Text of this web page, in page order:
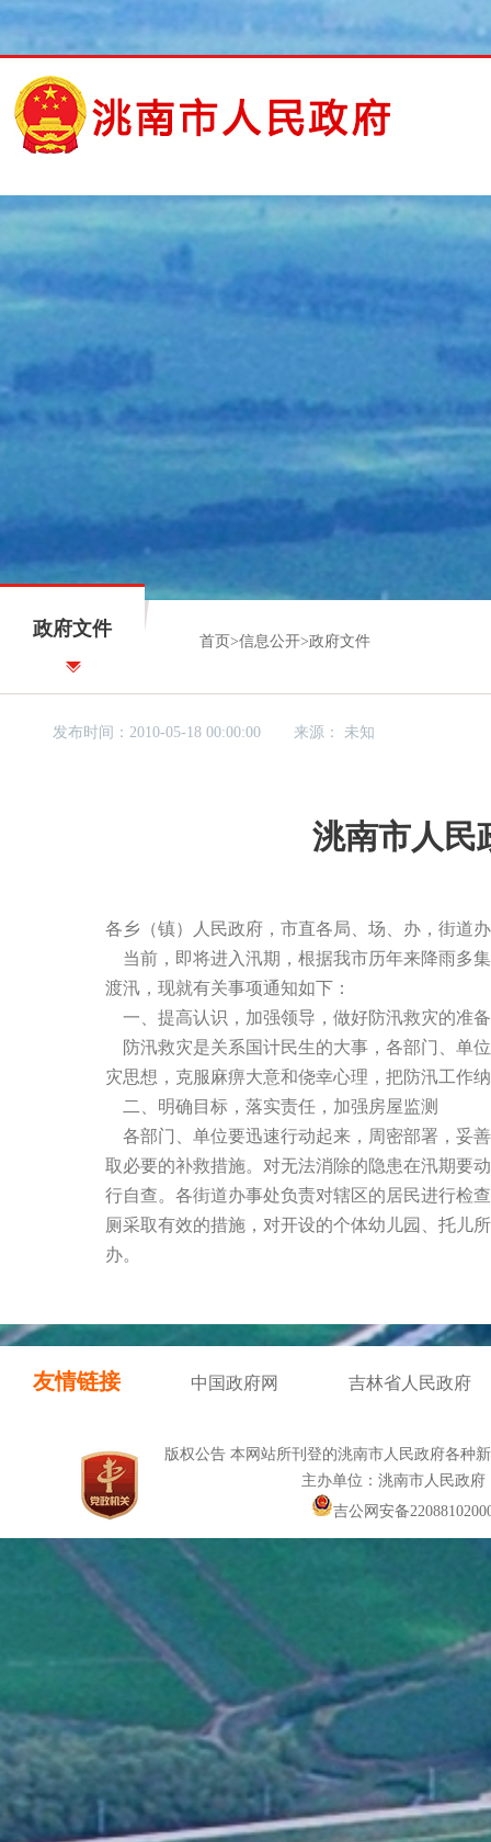
政府文件
首页 >信息公开>政府文件
发布时间：2010-05-18 00:00:00 来源： 未知
洮南市人民
各乡（镇）人民政府，市直各局、场、办，街道
当前，即将进入汛期，根据我市历年来降雨多
渡汛，现就有关事项通知如下：
一、提高认识，加强领导，做好防汛救灾的准
防汛救灾是关系国计民生的大事，各部门、单
灾思想，克服麻痹大意和侥幸心理，把防汛工作
二、明确目标，落实责任，加强房屋监测
各部门、单位要迅速行动起来，周密部署，妥
取必要的补救措施。对无法消除的隐患在汛期要
行自查。各街道办事处负责对辖区的居民进行检
厕采取有效的措施，对开设的个体幼儿园、托儿
办。
友情链接 中国政府网 吉林省人民政府
版权公告 本网站所刊登的洮南市人民政府各种
主办单位：洮南市人民政
吉公网安备